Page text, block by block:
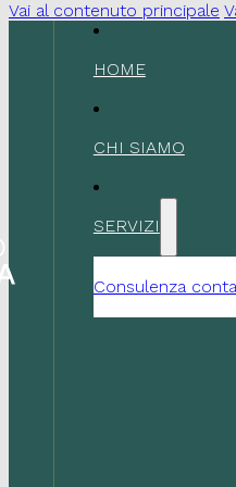
Vai al contenuto principale
HOME
CHI SIAMO
SERVIZI
Consulenza